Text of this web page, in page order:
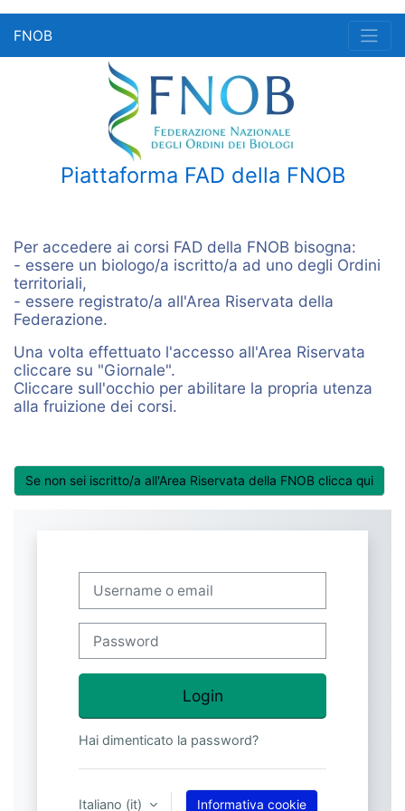
FNOB
Piattaforma FAD della FNOB
Per accedere ai corsi FAD della FNOB bisogna:
- essere un biologo/a iscritto/a ad uno degli Ordini
territoriali,
- essere registrato/a all'Area Riservata della
Federazione.
Una volta effettuato l'accesso all'Area Riservata
cliccare su "Giornale".
Cliccare sull'occhio per abilitare la propria utenza
alla fruizione dei corsi.
Se non sei iscritto/a all'Area Riservata della FNOB clicca qui
Login
Hai dimenticato la password?
Italiano ‎(it)‎ Informativa cookie